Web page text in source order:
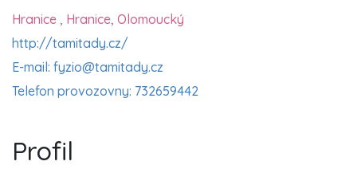
Hranice , Hranice, Olomoucký
http://tamitady.cz/
E-mail: fyzio@tamitady.cz
Telefon provozovny: 732659442
Profil